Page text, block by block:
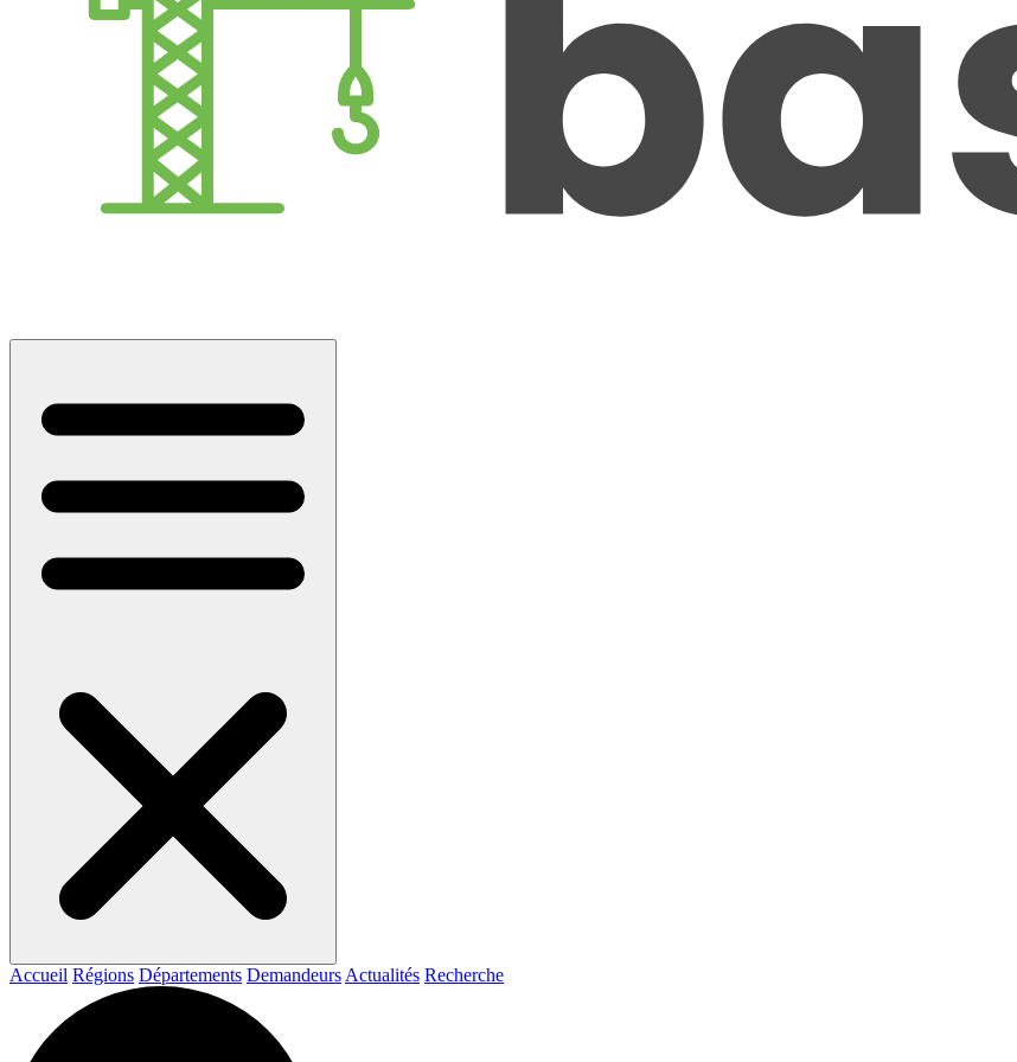
Accueil Régions Départements Demandeurs Actualités Recherche